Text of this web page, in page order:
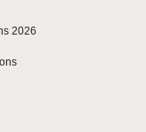
2026